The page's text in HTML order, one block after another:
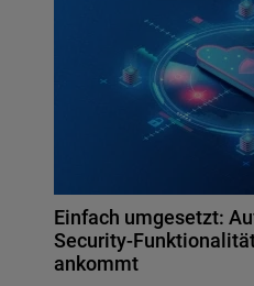
Einfach umgesetzt:
Security-
ankommt